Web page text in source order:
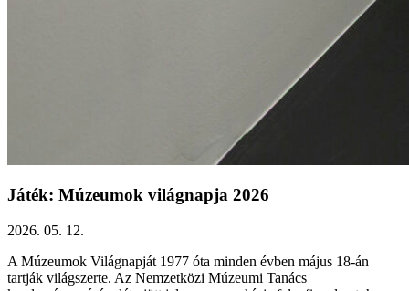
Játék: Múzeumok világnapja 2026
2026. 05. 12.
A Múzeumok Világnapját 1977 óta minden évben május 18-án
tartják világszerte. Az Nemzetközi Múzeumi Tanács